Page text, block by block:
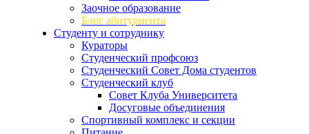
Заочное образование
Блог абитуриента
Студенту и сотруднику
Кураторы
Студенческий профсоюз
Студенческий Совет Дома студентов
Студенческий клуб
Совет Клуба Университета
Досуговые объединения
Спортивный комплекс и секции